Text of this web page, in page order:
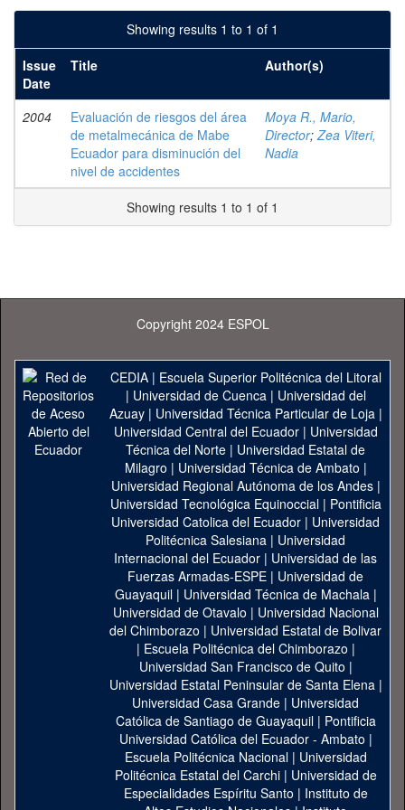
Showing results 1 to 1 of 1
Issue
Date
Title Author(s)
2004
Evaluación de riesgos del área
de metalmecánica de Mabe
Ecuador para disminución del
nivel de accidentes
Moya R., Mario,
Director;Zea Viteri,
Nadia
Showing results 1 to 1 of 1
Copyright 2024 ESPOL
CEDIA| Escuela Superior Politécnica del Litoral
| Universidad de Cuenca| Universidad del
Azuay| Universidad Técnica Particular de Loja|
Universidad Central del Ecuador| Universidad
Técnica del Norte | Universidad Estatal de
Milagro | Universidad Técnica de Ambato |
Universidad Regional Autónoma de los Andes|
Universidad Tecnológica Equinoccial| Pontificia
Universidad Catolica del Ecuador | Universidad
Politécnica Salesiana | Universidad
Internacional del Ecuador | Universidad de las
Fuerzas Armadas-ESPE | Universidad de
Guayaquil| Universidad Técnica de Machala|
Universidad de Otavalo | Universidad Nacional
del Chimborazo | Universidad Estatal de Bolivar
| Escuela Politécnica del Chimborazo |
Universidad San Francisco de Quito |
Universidad Estatal Peninsular de Santa Elena|
Universidad Casa Grande | Universidad
Católica de Santiago de Guayaquil| Pontificia
Universidad Católica del Ecuador - Ambato |
Escuela Politécnica Nacional| Universidad
Politécnica Estatal del Carchi| Universidad de
Especialidades Espíritu Santo | Instituto de